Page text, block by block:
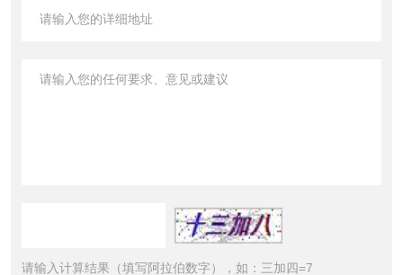
请输入计算结果（填写阿拉伯数字），如：三加四=7